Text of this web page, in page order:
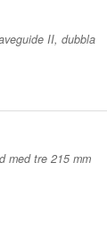
II, dubbla
med tre 215 mm